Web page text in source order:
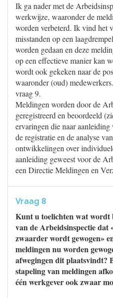
Ik ga nader met de
werkwijze, waaronder de
worden verbeterd. Ik vind het
misstanden op een
worden gedaan en deze
op een effectieve manier kan
wordt ook gekeken naar de
waaronder (oud)
vraag 9.
Meldingen worden door de
geregistreerd en beoordeeld
ervaringen die naar
de registratie en de analyse
ontwikkelingen over
aanleiding geweest voor de
een Directie Meldingen en
Vraag 8
Kunt u toelichten wat wordt
van de Arbeidsinspectie dat
zwaarder wordt gewogen»
meldingen nu worden
afwegingen dit plaatsvindt?
stapeling van meldingen
één werkgever ook zwaar